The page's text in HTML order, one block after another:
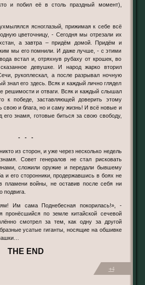
и побил её в столь праздный момент),
ясноглазый, прижимая к себе всё
цветочницу, - Сегодня мы отрезали их
а завтра – придём домой. Придём и
мы его помнили. И даже лучше, - с этими
встал и, отряхнув рубаху от крошек, во
девушке. И народ жарко вторил
рукоплескал, а после разрывал ночную
знал его здесь. Всяк и каждый лично глядел
решимости и отваги. Всяк и каждый слышал
к победе, заставляющей доверить этому
свою и блага, но и саму жизнь! И всё новые и
знамя, готовые биться за свою свободу,
- - -
из сторон, и уже через несколько недель
Совет генералов не стал рисковать
сложили оружие и передали бывшему
и его сторонники, продержавшись в боях не
пламени войны, не оставив после себя ни
подвига.
Им сама Поднебесная покорилась!», -
пронёсшийся по земле китайской сечевой
смотрел за тем, как одну за другой
усатые гиганты, носящие на обшивке
THE END
+4